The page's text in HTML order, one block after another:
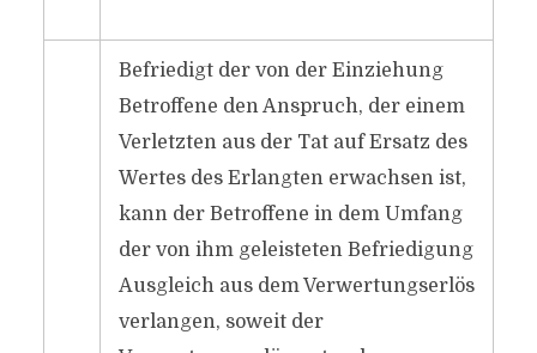
Befriedigt der von der Einziehung
Betroffene den Anspruch, der einem
Verletzten aus der Tat auf Ersatz des
Wertes des Erlangten erwachsen ist,
kann der Betroffene in dem Umfang
der von ihm geleisteten Befriedigung
Ausgleich aus dem Verwertungserlös
verlangen, soweit der